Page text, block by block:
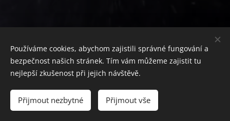
2020 - 2026 Zeměhraní | Všechna práva vyhrazena.
Instagram.Facebook.Youtube
Používáme cookies, abychom zajistili správné fungování a
bezpečnost našich stránek. Tím vám můžeme zajistit tu
nejlepší zkušenost při jejich návštěvě.
Přijmout nezbytné Přijmout vše